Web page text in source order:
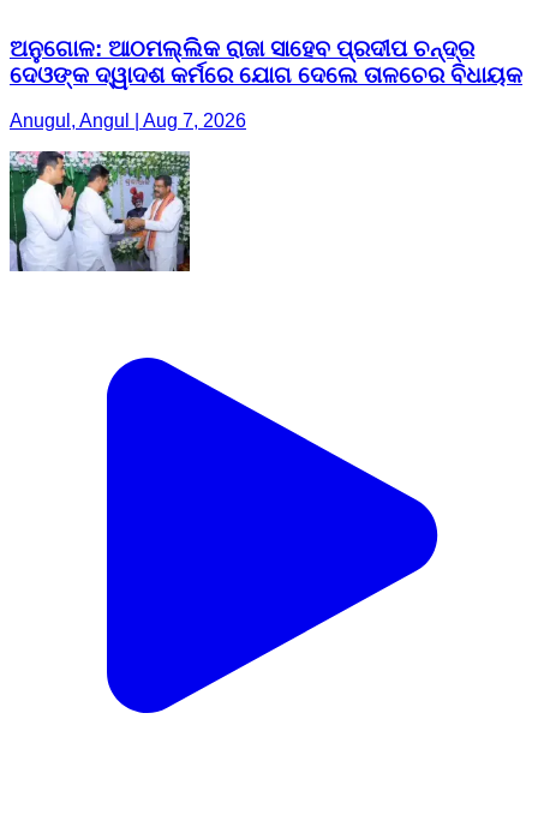
ଅନୁଗୋଳ: ଆଠମଲ୍ଲିକ ରାଜା ସାହେବ ପ୍ରଦୀପ ଚନ୍ଦ୍ର
ଦେଓଙ୍କ ଦ୍ୱାଦଶ କର୍ମରେ ଯୋଗ ଦେଲେ ତାଳଚେର ବିଧାୟକ
Anugul, Angul | Aug 7, 2026